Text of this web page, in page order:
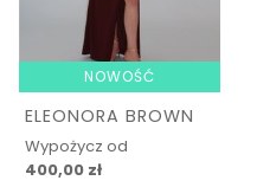
NOWOŚĆ
ELEONORA BROWN
Wypożycz od
400,00 zł